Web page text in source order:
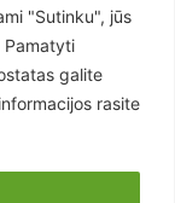
"Sutinku", jūs
Pamatyti
galite
rasite